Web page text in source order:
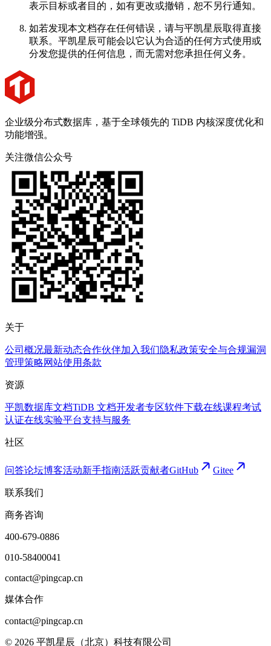
表示目标或者目的，如有更改或撤销，恕不另行通知。
如若发现本文档存在任何错误，请与平凯星辰取得直接
联系。平凯星辰可能会以它认为合适的任何方式使用或
分发您提供的任何信息，而无需对您承担任何义务。
企业级分布式数据库，基于全球领先的 TiDB 内核深度优化和
功能增强。
关注微信公众号
关于
公司概况最新动态合作伙伴加入我们隐私政策安全与合规漏洞
管理策略网站使用条款
资源
平凯数据库文档TiDB 文档开发者专区软件下载在线课程考试
认证在线实验平台支持与服务
社区
问答论坛博客活动新手指南活跃贡献者GitHub Gitee
联系我们
商务咨询
400-679-0886
010-58400041
contact@pingcap.cn
媒体合作
contact@pingcap.cn
© 2026 平凯星辰（北京）科技有限公司